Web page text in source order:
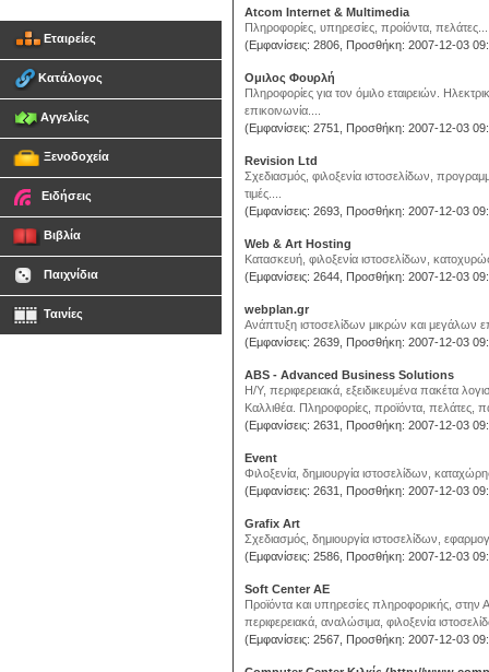
Εταιρείες
Κατάλογος
Αγγελίες
Ξενοδοχεία
Ειδήσεις
Βιβλία
Παιχνίδια
Ταινίες
Atcom Internet & Multimedia
Πληροφορίες, υπηρεσίες, προίόντα,
(Εμφανίσεις: 2806, Προσθήκη: 2007-12-03
Ομιλος Φουρλή
Πληροφορίες για τον όμιλο εταιρειών.
επικοινωνία....
(Εμφανίσεις: 2751, Προσθήκη: 2007-12-03
Revision Ltd
Σχεδιασμός, φιλοξενία ιστοσελίδων,
τιμές....
(Εμφανίσεις: 2693, Προσθήκη: 2007-12-03
Web & Art Hosting
Κατασκευή, φιλοξενία ιστοσελίδων,
(Εμφανίσεις: 2644, Προσθήκη: 2007-12-03
webplan.gr
Ανάπτυξη ιστοσελίδων μικρών και μεγάλων
(Εμφανίσεις: 2639, Προσθήκη: 2007-12-03
ABS - Advanced Business Solutions
Η/Υ, περιφερειακά, εξειδικευμένα πακέτα
Καλλιθέα. Πληροφορίες, προϊόντα, πελάτες,
(Εμφανίσεις: 2631, Προσθήκη: 2007-12-03
Event
Φιλοξενία, δημιουργία ιστοσελίδων,
(Εμφανίσεις: 2631, Προσθήκη: 2007-12-03
Grafix Art
Σχεδιασμός, δημιουργία ιστοσελίδων,
(Εμφανίσεις: 2586, Προσθήκη: 2007-12-03
Soft Center AE
Προϊόντα και υπηρεσίες πληροφορικής,
περιφερειακά, αναλώσιμα, φιλοξενία
(Εμφανίσεις: 2567, Προσθήκη: 2007-12-03